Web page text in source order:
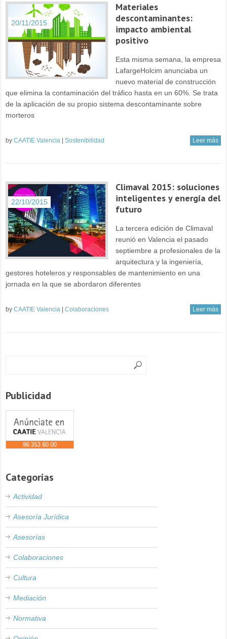
20/11/2015
Materiales
descontaminantes:
impacto ambiental
positivo
Esta misma semana, la empresa
LafargeHolcim anunciaba un
nuevo material de construcción
que elimina la contaminación del tráfico hasta en un 60%. Se trata
de la aplicación de su propio sistema descontaminante sobre
morteros
byCAATIE Valencia |Sostenibilidad Leer más
22/10/2015
Climaval 2015: soluciones
inteligentes y energía del
futuro
La tercera edición de Climaval
reunió en Valencia el pasado
septiembre a profesionales de la
arquitectura y la ingeniería,
gestores hoteleros y responsables de mantenimiento en una
jornada en la que se abordaron diferentes
byCAATIE Valencia |Colaboraciones Leer más
Publicidad
Categorías
Actividad
Asesoría Jurídica
Asesorías
Colaboraciones
Cultura
Mediación
Normativa